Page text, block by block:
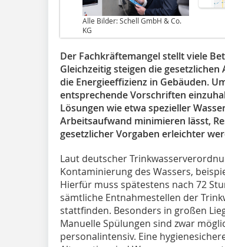
Alle Bilder: Schell GmbH & Co.
KG
Der Fachkräftemangel stellt viele
Gleichzeitig steigen die
die Energieeffizienz in Gebäuden.
entsprechende Vorschriften
Lösungen wie etwa spezieller
Arbeitsaufwand minimieren lässt,
gesetzlicher Vorgaben erleichter
Laut deutscher
Kontaminierung des Wassers,
Hierfür muss spätestens nach 72
sämtliche Entnahmestellen der
stattfinden. Besonders in großen
Manuelle Spülungen sind zwar
personalintensiv. Eine